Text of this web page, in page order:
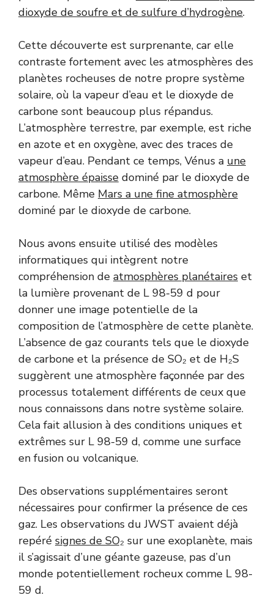
dioxyde de soufre et de sulfure d’hydrogène.
Cette découverte est surprenante, car elle
contraste fortement avec les atmosphères des
planètes rocheuses de notre propre système
solaire, où la vapeur d’eau et le dioxyde de
carbone sont beaucoup plus répandus.
L’atmosphère terrestre, par exemple, est riche
en azote et en oxygène, avec des traces de
vapeur d’eau. Pendant ce temps, Vénus a une
atmosphère épaisse dominé par le dioxyde de
carbone. Même Mars a une fine atmosphère
dominé par le dioxyde de carbone.
Nous avons ensuite utilisé des modèles
informatiques qui intègrent notre
compréhension de atmosphères planétaires et
la lumière provenant de L 98-59 d pour
donner une image potentielle de la
composition de l’atmosphère de cette planète.
L’absence de gaz courants tels que le dioxyde
de carbone et la présence de SO₂ et de H₂S
suggèrent une atmosphère façonnée par des
processus totalement différents de ceux que
nous connaissons dans notre système solaire.
Cela fait allusion à des conditions uniques et
extrêmes sur L 98-59 d, comme une surface
en fusion ou volcanique.
Des observations supplémentaires seront
nécessaires pour confirmer la présence de ces
gaz. Les observations du JWST avaient déjà
repéré signes de SO₂ sur une exoplanète, mais
il s’agissait d’une géante gazeuse, pas d’un
monde potentiellement rocheux comme L 98-
59 d.